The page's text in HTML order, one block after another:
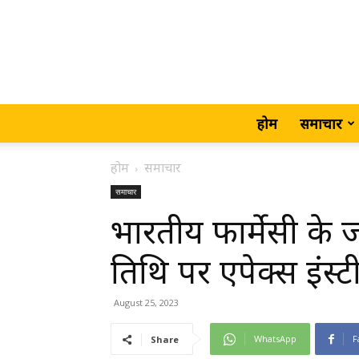
होम समाचार
होम समाचार
समाचार
भारतीय फार्मेसी के
तिथि पर एपेक्स
August 25, 2023
Share WhatsApp